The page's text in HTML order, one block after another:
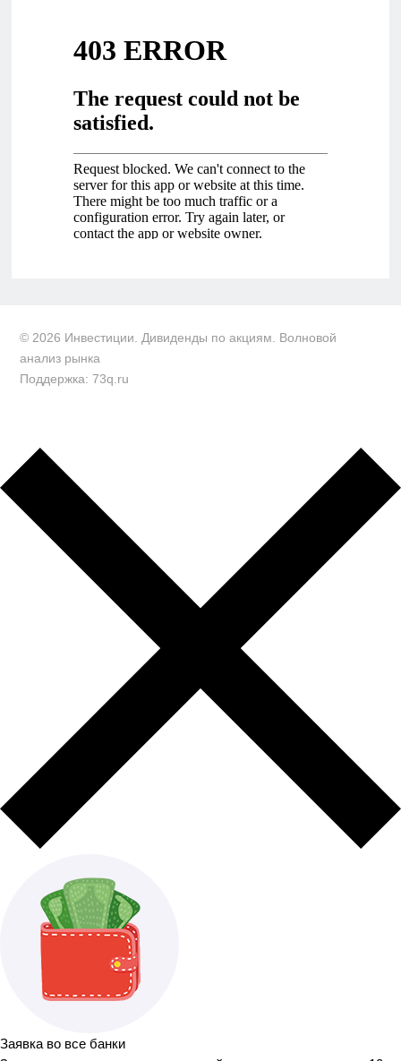
© 2026 Инвестиции. Дивиденды по акциям. Волновой
анализ рынка
Поддержка: 73q.ru
Заявка во все банки